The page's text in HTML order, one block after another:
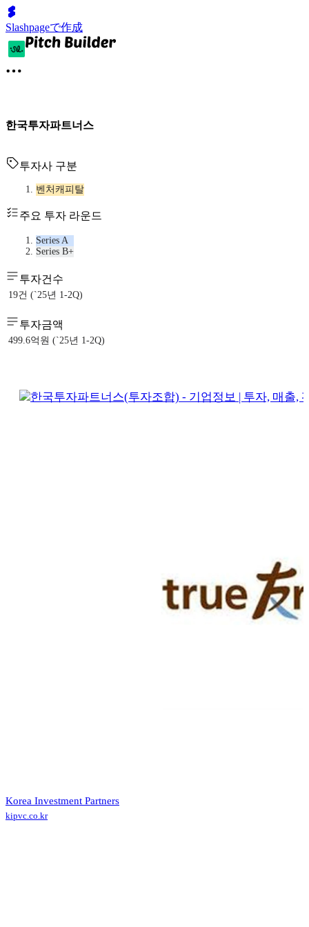
Slashpageで作成
한국투자파트너스
투자사 구분
벤처캐피탈
주요 투자 라운드
Series A
Series B+
투자건수
19건 (`25년 1-2Q)
투자금액
499.6억원 (`25년 1-2Q)
한국투자파트너스(투자조합) - 기업정보 | 투자, 매출,
Korea Investment Partners
kipvc.co.kr